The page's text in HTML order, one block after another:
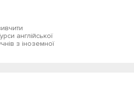
англійської
з іноземної